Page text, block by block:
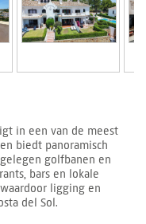
in een van de meest
biedt panoramisch
golfbanen en
bars en lokale
ligging en
del Sol.